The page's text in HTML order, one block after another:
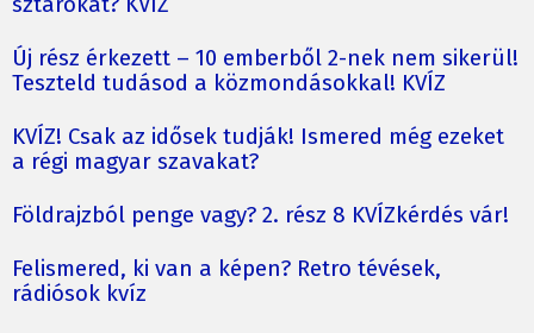
Új rész érkezett – 10 emberből 2-nek nem sikerül!
Teszteld tudásod a közmondásokkal! KVÍZ
KVÍZ! Csak az idősek tudják! Ismered még ezeket
a régi magyar szavakat?
Földrajzból penge vagy? 2. rész 8 KVÍZkérdés vár!
Felismered, ki van a képen? Retro tévések,
rádiósok kvíz